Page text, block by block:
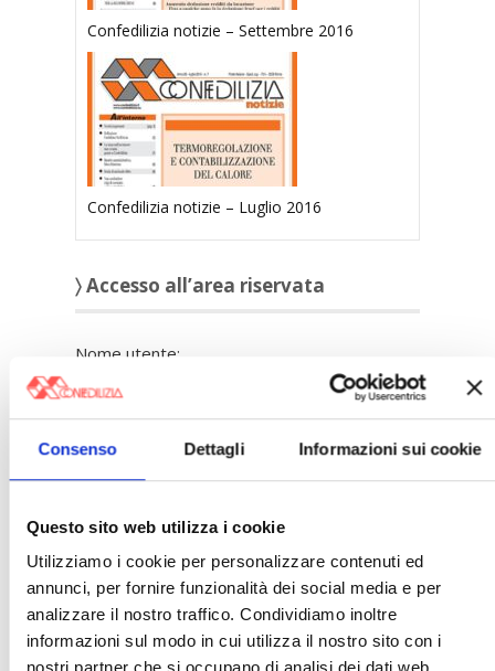
Consenso Dettagli Informazioni sui cookie
Questo sito web utilizza i cookie
Utilizziamo i cookie per personalizzare contenuti ed
annunci, per fornire funzionalità dei social media e per
analizzare il nostro traffico. Condividiamo inoltre
informazioni sul modo in cui utilizza il nostro sito con i
Confedilizia notizie – Settembre 2016
Confedilizia notizie – Luglio 2016
〉 Accesso all’area riservata
Nome utente:
connesso
Accesso
Registrazione
Password persa